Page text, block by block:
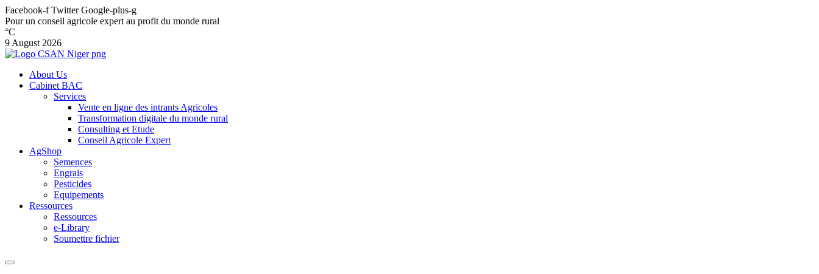
Facebook-f Twitter Google-plus-g
Pour un conseil agricole expert au profit du monde rural
°C
9 August 2026
About Us
Cabinet BAC
Services
Vente en ligne des intrants Agricoles
Transformation digitale du monde rural
Consulting et Etude
Conseil Agricole Expert
AgShop
Semences
Engrais
Pesticides
Equipements
Ressources
Ressources
e-Library
Soumettre fichier